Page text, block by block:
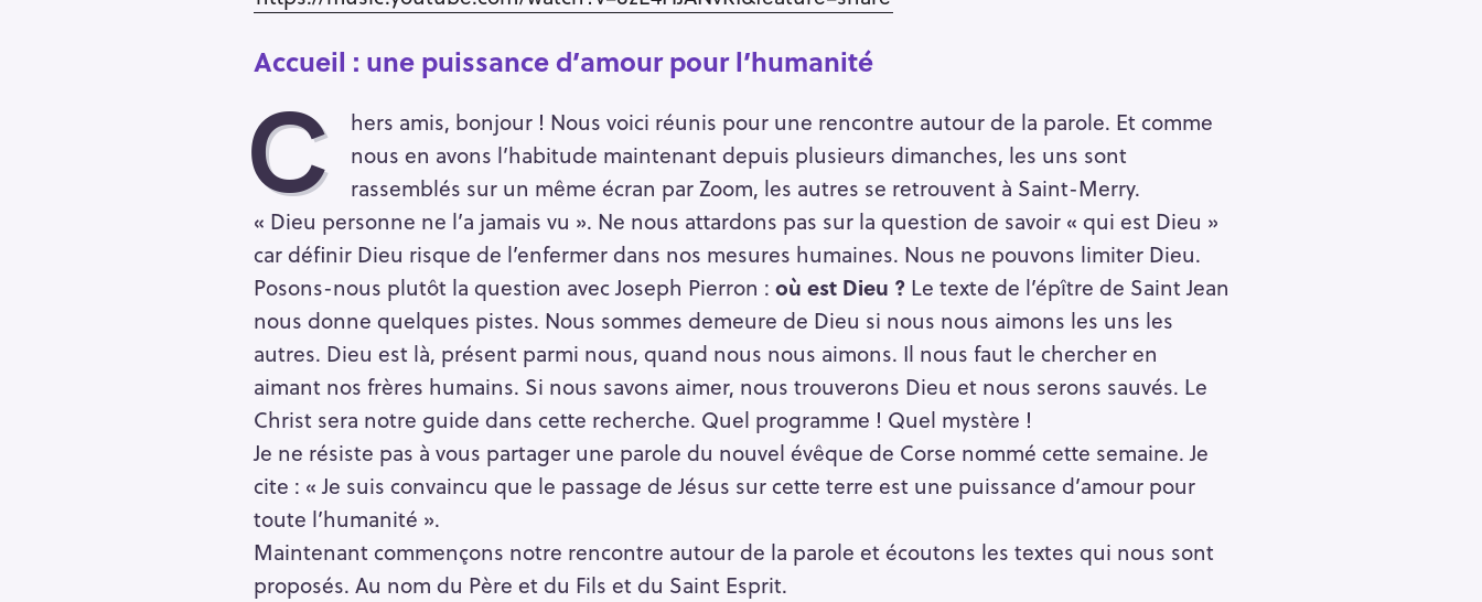
Accueil : une puissance d’amour pour l’humanité
C
hers amis, bonjour ! Nous voici réunis pour une rencontre autour de la parole. Et comme
nous en avons l’habitude maintenant depuis plusieurs dimanches, les uns sont
rassemblés sur un même écran par Zoom, les autres se retrouvent à Saint-Merry.
« Dieu personne ne l’a jamais vu ». Ne nous attardons pas sur la question de savoir « qui est Dieu »
car définir Dieu risque de l’enfermer dans nos mesures humaines. Nous ne pouvons limiter Dieu.
Posons-nous plutôt la question avec Joseph Pierron : où est Dieu ?Le texte de l’épître de Saint Jean
nous donne quelques pistes. Nous sommes demeure de Dieu si nous nous aimons les uns les
autres. Dieu est là, présent parmi nous, quand nous nous aimons. Il nous faut le chercher en
aimant nos frères humains. Si nous savons aimer, nous trouverons Dieu et nous serons sauvés. Le
Christ sera notre guide dans cette recherche. Quel programme ! Quel mystère !
Je ne résiste pas à vous partager une parole du nouvel évêque de Corse nommé cette semaine. Je
cite : « Je suis convaincu que le passage de Jésus sur cette terre est une puissance d’amour pour
toute l’humanité ».
Maintenant commençons notre rencontre autour de la parole et écoutons les textes qui nous sont
proposés. Au nom du Père et du Fils et du Saint Esprit.
Press Esc to cancel.